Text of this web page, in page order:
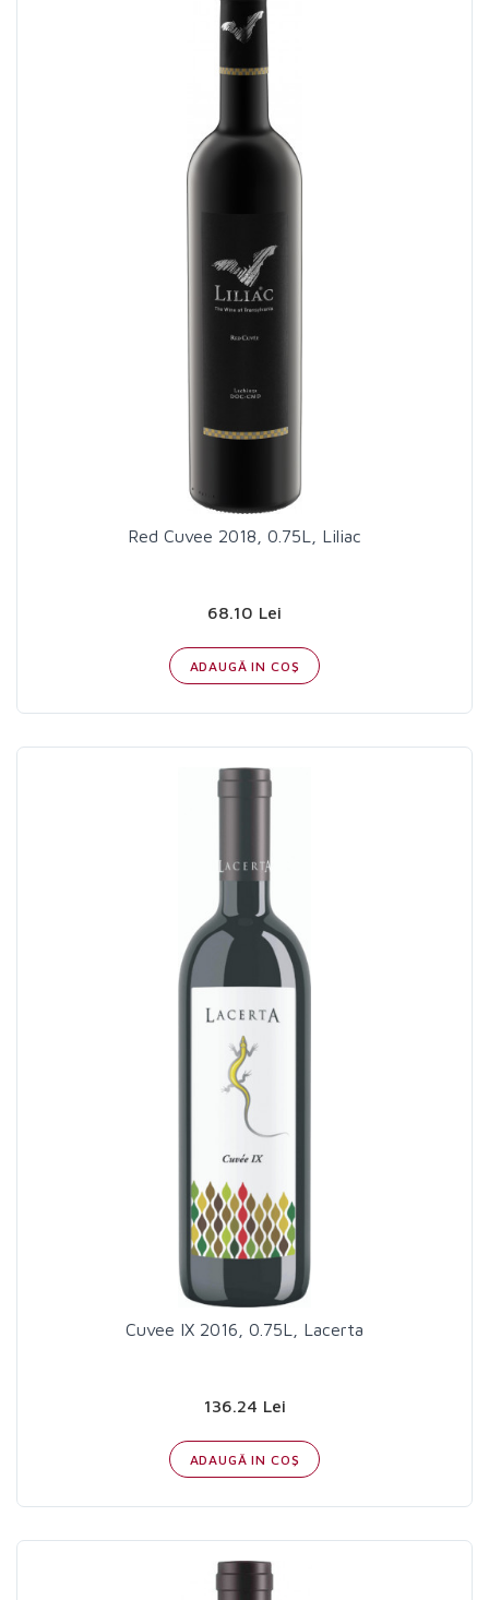
Red Cuvee 2018, 0.75L, Liliac
68.10 Lei
ADAUGĂ IN COŞ
Cuvee IX 2016, 0.75L, Lacerta
136.24 Lei
ADAUGĂ IN COŞ